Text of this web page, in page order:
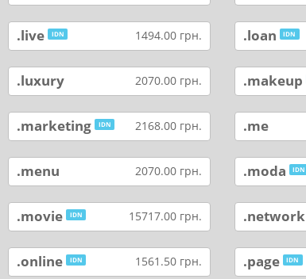
.live IDN 1494.00 грн. .loan IDN
.luxury 2070.00 грн. .makeup
.marketing IDN 2168.00 грн. .me
.menu 2070.00 грн. .moda IDN
.movie IDN 15717.00 грн. .network
.online IDN 1561.50 грн. .page IDN